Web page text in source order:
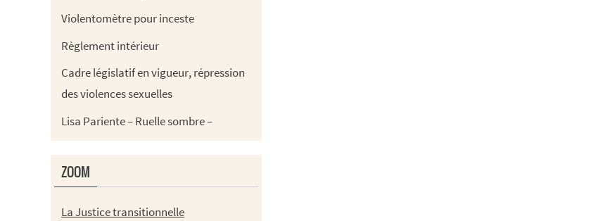
Violentomètre pour inceste
Règlement intérieur
Cadre législatif en vigueur, répression
des violences sexuelles
Lisa Pariente – Ruelle sombre –
ZOOM
La Justice transitionnelle